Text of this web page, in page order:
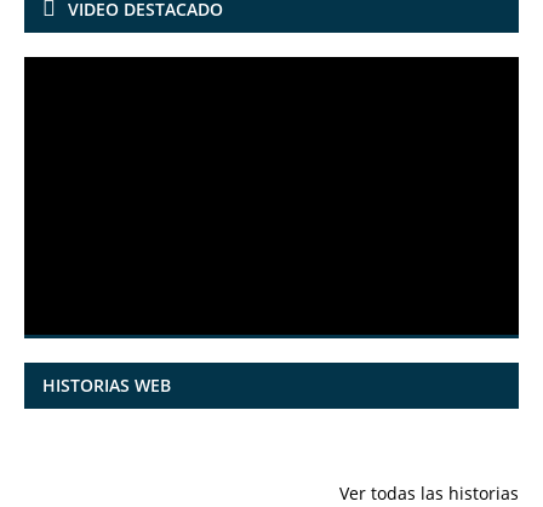
VIDEO DESTACADO
HISTORIAS WEB
Ver todas las historias
julio: Playas de
ocultas del